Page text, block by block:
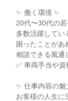
✨ 働く環境 ✨
20代〜30代の
多数活躍してい
困ったことがあ
相談できる風通
✅ 車両手当や資
✨ 仕事内容の魅
お客様の人生に